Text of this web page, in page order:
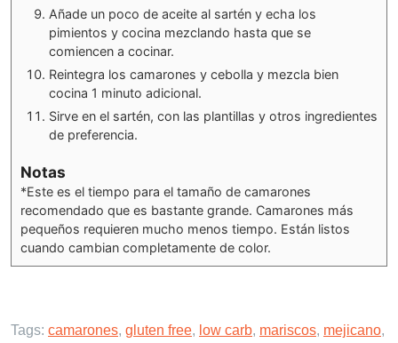
Añade un poco de aceite al sartén y echa los
pimientos y cocina mezclando hasta que se
comiencen a cocinar.
Reintegra los camarones y cebolla y mezcla bien
cocina 1 minuto adicional.
Sirve en el sartén, con las plantillas y otros ingredientes
de preferencia.
Notas
*Este es el tiempo para el tamaño de camarones
recomendado que es bastante grande. Camarones más
pequeños requieren mucho menos tiempo. Están listos
cuando cambian completamente de color.
Tags: camarones, gluten free, low carb, mariscos, mejicano,